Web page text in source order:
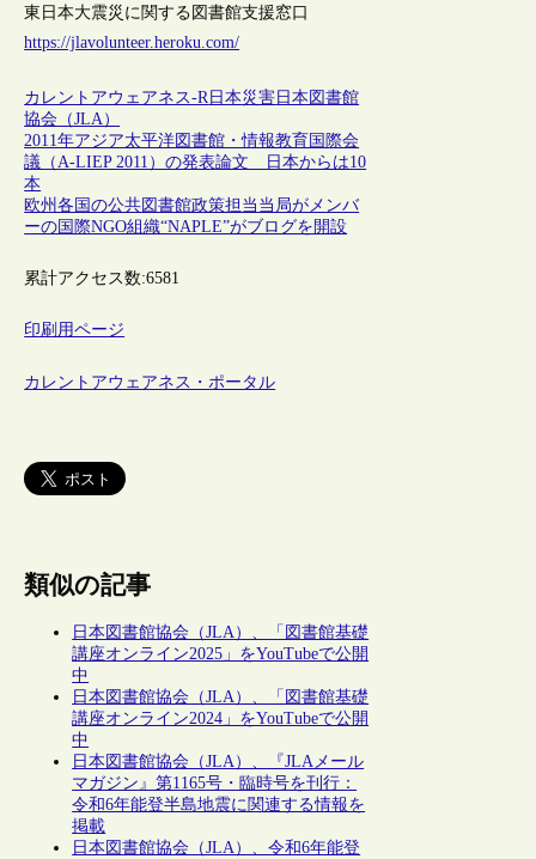
東日本大震災に関する図書館支援窓口
https://jlavolunteer.heroku.com/
カレントアウェアネス-R日本災害 日本図書館
協会（JLA）
2011年アジア太平洋図書館・情報教育国際会
議（A-LIEP 2011）の発表論文 日本からは10
本
欧州各国の公共図書館政策担当当局がメンバ
ーの国際NGO組織“NAPLE”がブログを開設
累計アクセス数:6581
印刷用ページ
カレントアウェアネス・ポータル
類似の記事
日本図書館協会（JLA）、「図書館基礎
講座オンライン2025」をYouTubeで公開
中
日本図書館協会（JLA）、「図書館基礎
講座オンライン2024」をYouTubeで公開
中
日本図書館協会（JLA）、『JLAメール
マガジン』第1165号・臨時号を刊行：
令和6年能登半島地震に関連する情報を
掲載
日本図書館協会（JLA）、令和6年能登